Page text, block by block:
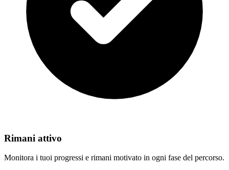
Rimani attivo
Monitora i tuoi progressi e rimani motivato in ogni fase del percorso.